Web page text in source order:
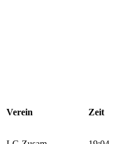
Verein Zeit